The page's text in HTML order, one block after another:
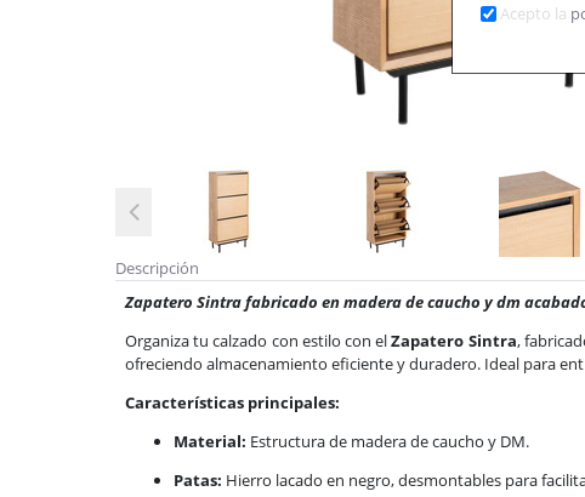
Descripción
Zapatero Sintra fabricado en madera de caucho y dm
Organiza tu calzado con estilo con elZapatero Sintra,
ofreciendo almacenamiento eficiente y duradero. Ideal para
Características principales:
Material: Estructura de madera de caucho y DM.
Patas: Hierro lacado en negro, desmontables para
Acepto la